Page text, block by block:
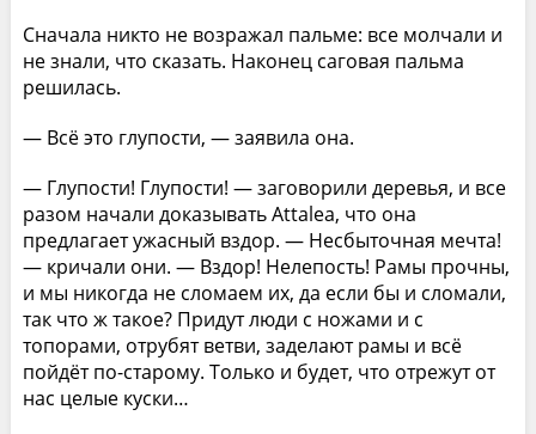
Сначала никто не возражал пальме: все молчали и
не знали, что сказать. Наконец саговая пальма
решилась.
— Всё это глупости, — заявила она.
— Глупости! Глупости! — заговорили деревья, и все
разом начали доказывать Attalea, что она
предлагает ужасный вздор. — Несбыточная мечта!
— кричали они. — Вздор! Нелепость! Рамы прочны,
и мы никогда не сломаем их, да если бы и сломали,
так что ж такое? Придут люди с ножами и с
топорами, отрубят ветви, заделают рамы и всё
пойдёт по-старому. Только и будет, что отрежут от
нас целые куски…